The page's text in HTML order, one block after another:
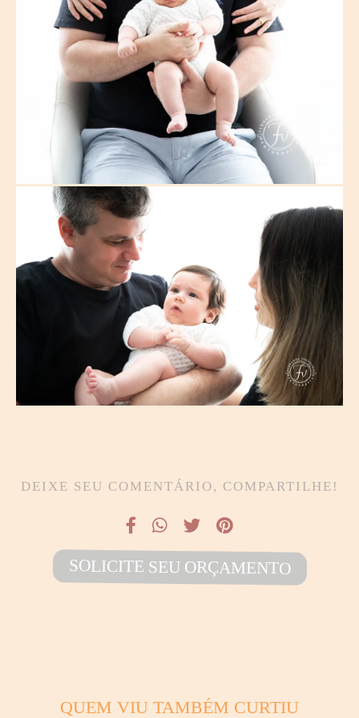
DEIXE SEU COMENTÁRIO, COMPARTILHE!
SOLICITE SEU ORÇAMENTO
QUEM VIU TAMBÉM CURTIU